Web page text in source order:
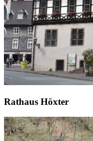
Rathaus Höxter